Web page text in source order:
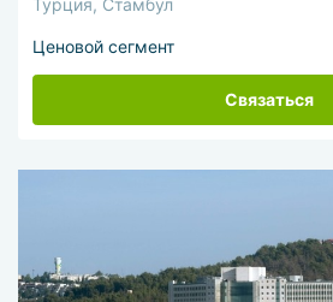
Турция, Стамбул
Ценовой сегмент
Связаться